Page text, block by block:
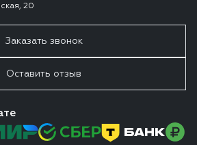
20
Заказать звонок
Оставить отзыв